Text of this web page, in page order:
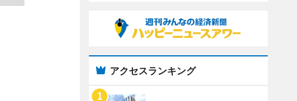
アクセスランキング